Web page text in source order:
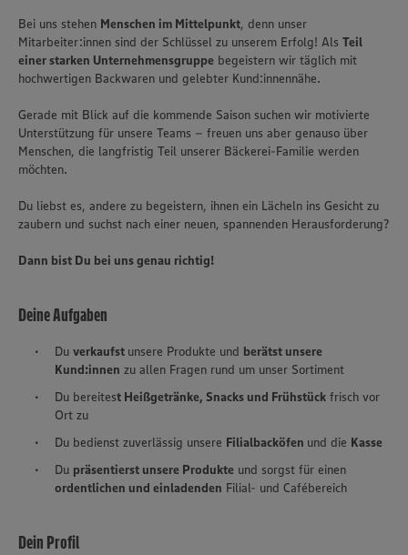
Bei uns stehen Menschen im Mittelpunkt, denn unser
Mitarbeiter:innen sind der Schlüssel zu unserem Erfolg! Als Teil
einer starken Unternehmensgruppe begeistern wir täglich mit
hochwertigen Backwaren und gelebter Kund:innennähe.
Gerade mit Blick auf die kommende Saison suchen wir motivierte
Unterstützung für unsere Teams – freuen uns aber genauso über
Menschen, die langfristig Teil unserer Bäckerei-Familie werden
möchten.
Du liebst es, andere zu begeistern, ihnen ein Lächeln ins Gesicht zu
zaubern und suchst nach einer neuen, spannenden Herausforderung?
Dann bist Du bei uns genau richtig!
Deine Aufgaben
Du verkaufst unsere Produkte und berätst unsere
Kund:innen zu allen Fragen rund um unser Sortiment
Du bereitest Heißgetränke, Snacks und Frühstück frisch vor
Ort zu
Du bedienst zuverlässig unsere Filialbacköfen und die Kasse
Du präsentierst unsere Produkte und sorgst für einen
ordentlichen und einladenden Filial- und Cafébereich
Dein Profil